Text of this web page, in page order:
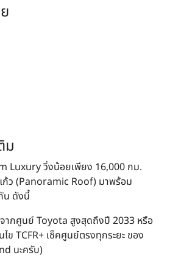
ม
Luxury วิ่งน้อยเพียง 16,000 กม.
ว (Panoramic Roof) มาพร้อม
น ดังนี้
กศูนย์ Toyota สูงสุดถึงปี 2033 หรือ
ข TCFR+ เช็คศูนย์ตรงทุกระยะ ของ
นะครับ)